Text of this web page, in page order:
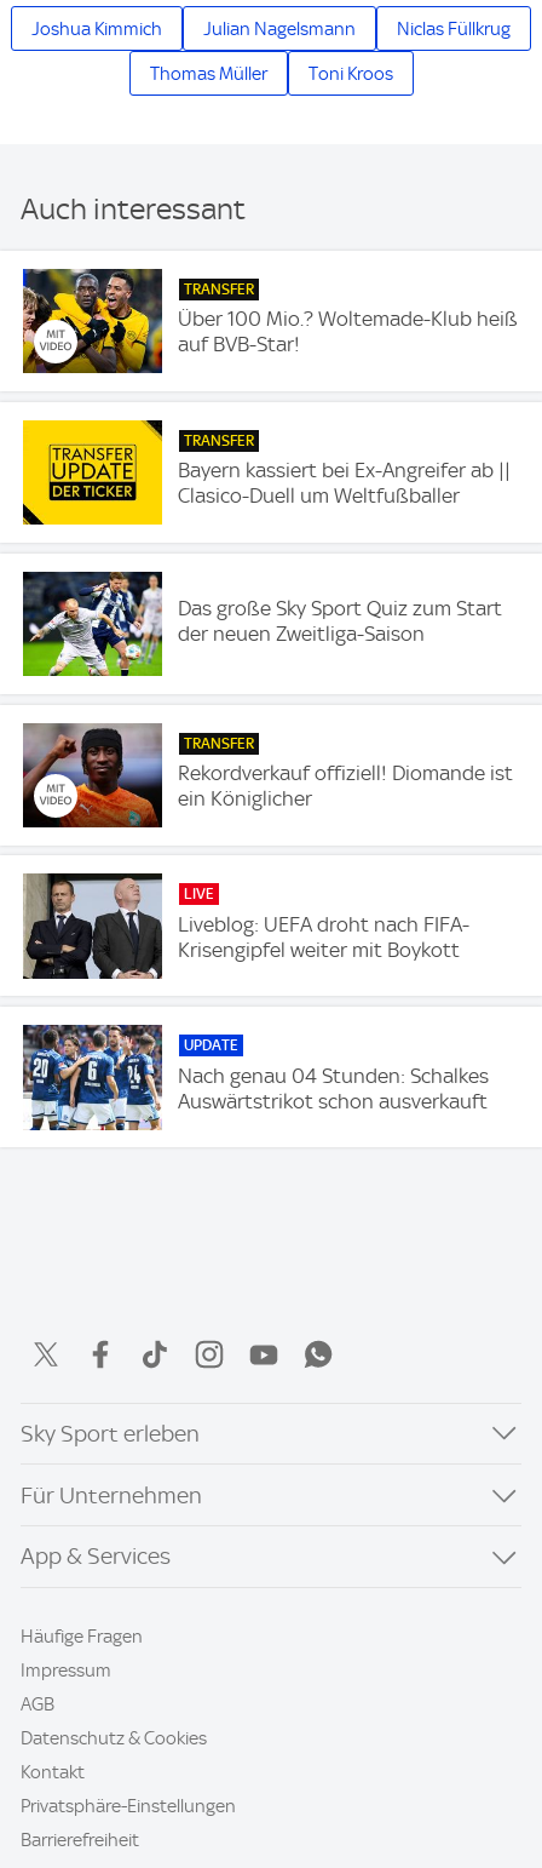
Joshua Kimmich Julian Nagelsmann Niclas Füllkrug
Thomas Müller Toni Kroos
Auch interessant
TRANSFER
Über 100 Mio.? Woltemade-Klub heiß
auf BVB-Star!
TRANSFER
Bayern kassiert bei Ex-Angreifer ab ||
Clasico-Duell um Weltfußballer
Das große Sky Sport Quiz zum Start
der neuen Zweitliga-Saison
TRANSFER
Rekordverkauf offiziell! Diomande ist
ein Königlicher
LIVE
Liveblog: UEFA droht nach FIFA-
Krisengipfel weiter mit Boykott
UPDATE
Nach genau 04 Stunden: Schalkes
Auswärtstrikot schon ausverkauft
Sky Sport erleben
Für Unternehmen
App & Services
Häufige Fragen
Impressum
AGB
Datenschutz & Cookies
Kontakt
Privatsphäre-Einstellungen
Barrierefreiheit